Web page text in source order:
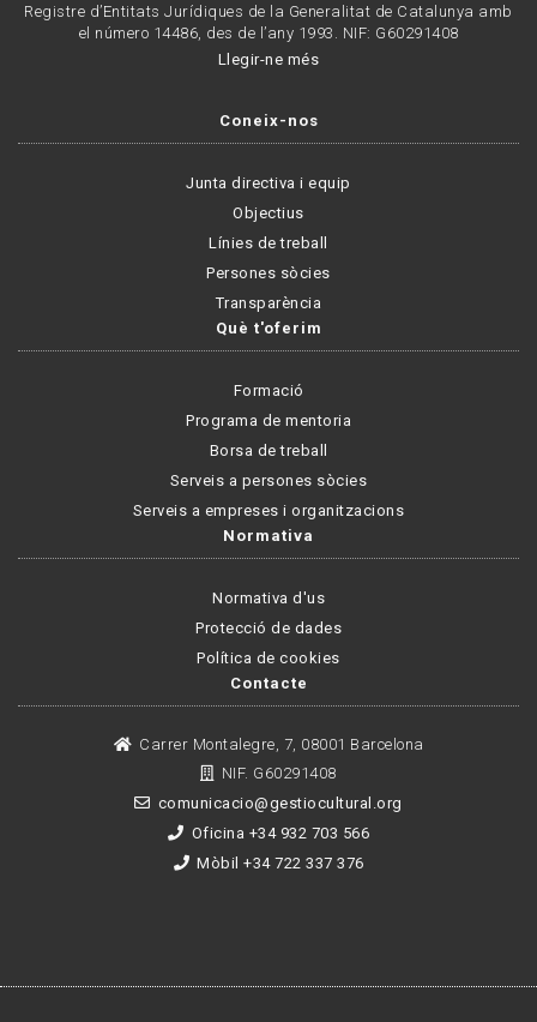
Registre d’Entitats Jurídiques de la Generalitat de Catalunya amb
el número 14486, des de l’any 1993. NIF: G60291408
Llegir-ne més
Coneix-nos
Junta directiva i equip
Objectius
Línies de treball
Persones sòcies
Transparència
Què t'oferim
Formació
Programa de mentoria
Borsa de treball
Serveis a persones sòcies
Serveis a empreses i organitzacions
Normativa
Normativa d'us
Protecció de dades
Política de cookies
Contacte
Carrer Montalegre, 7, 08001 Barcelona
NIF. G60291408
comunicacio@gestiocultural.org
Oficina +34 932 703 566
Mòbil +34 722 337 376